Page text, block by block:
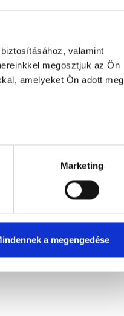
valamint
megosztjuk az Ön
amelyeket Ön adott meg
Marketing
a megengedése